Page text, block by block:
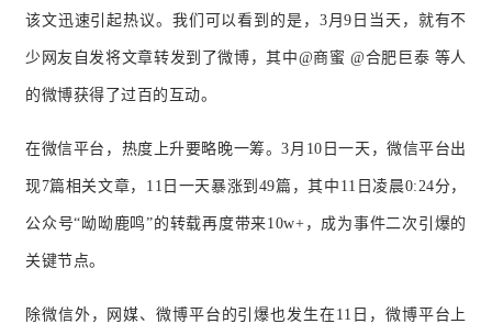
该文迅速引起热议。我们可以看到的是，3月9日当天，就有不
少网友自发将文章转发到了微博，其中@商蜜 @合肥巨泰 等人
的微博获得了过百的互动。
在微信平台，热度上升要略晚一筹。3月10日一天，微信平台出
现7篇相关文章，11日一天暴涨到49篇，其中11日凌晨0:24分，
公众号“呦呦鹿鸣”的转载再度带来10w+，成为事件二次引爆的
关键节点。
除微信外，网媒、微博平台的引爆也发生在11日，微博平台上